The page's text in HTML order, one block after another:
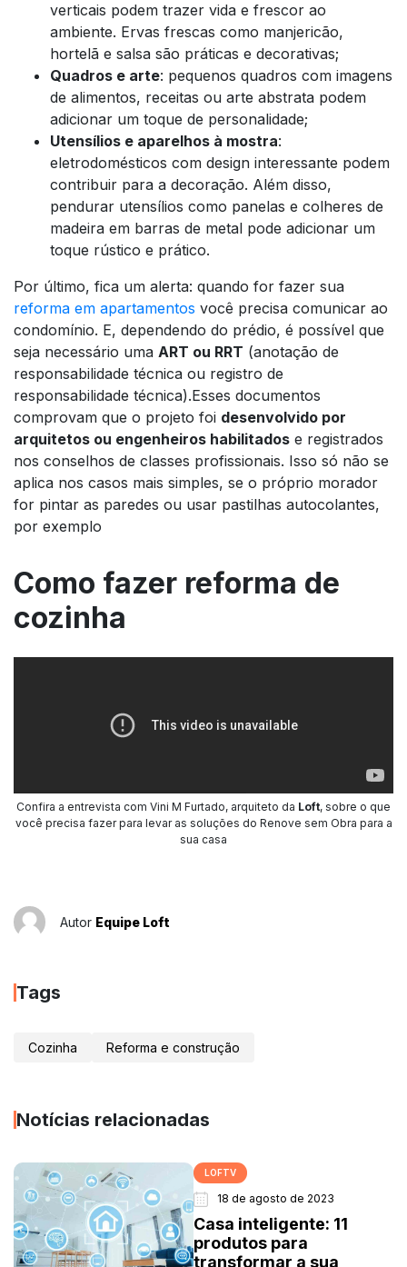
verticais podem trazer vida e frescor ao
ambiente. Ervas frescas como manjericão,
hortelã e salsa são práticas e decorativas;
Quadros e arte: pequenos quadros com imagens
de alimentos, receitas ou arte abstrata podem
adicionar um toque de personalidade;
Utensílios e aparelhos à mostra:
eletrodomésticos com design interessante podem
contribuir para a decoração. Além disso,
pendurar utensílios como panelas e colheres de
madeira em barras de metal pode adicionar um
toque rústico e prático.
Por último, fica um alerta: quando for fazer sua
reforma em apartamentos você precisa comunicar ao
condomínio. E, dependendo do prédio, é possível que
seja necessário uma ART ou RRT (anotação de
responsabilidade técnica ou registro de
responsabilidade técnica).Esses documentos
comprovam que o projeto foi desenvolvido por
arquitetos ou engenheiros habilitados e registrados
nos conselhos de classes profissionais. Isso só não se
aplica nos casos mais simples, se o próprio morador
for pintar as paredes ou usar pastilhas autocolantes,
por exemplo
Como fazer reforma de
cozinha
Confira a entrevista com Vini M Furtado, arquiteto da Loft, sobre o que
você precisa fazer para levar as soluções do Renove sem Obra para a
sua casa
Autor Equipe Loft
Tags
Cozinha Reforma e construção
Notícias relacionadas
LOFTV
18 de agosto de 2023
Casa inteligente: 11
produtos para
transformar a sua